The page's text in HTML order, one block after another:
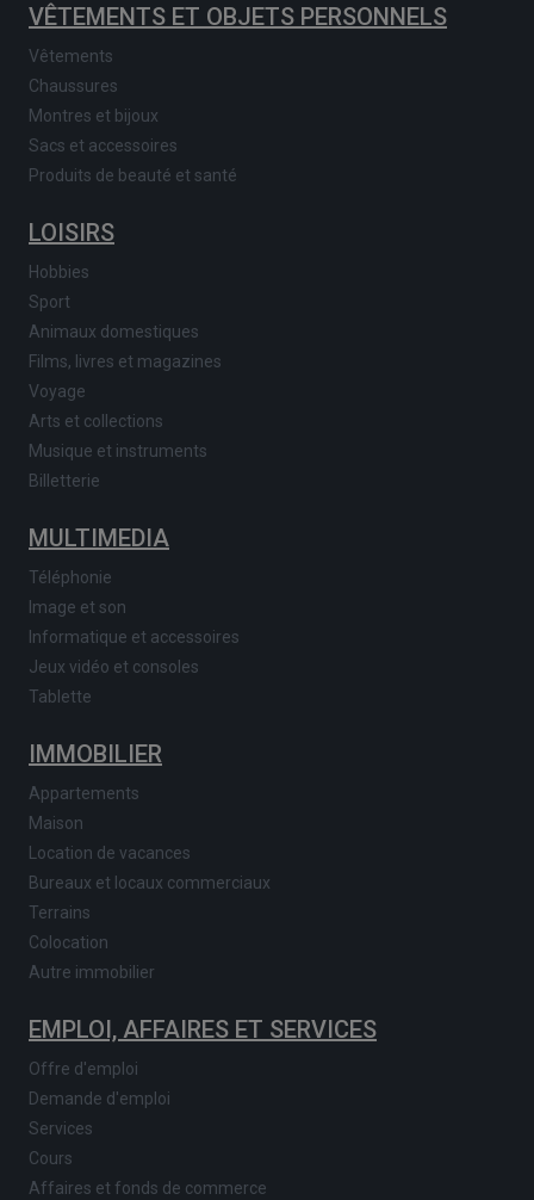
VÊTEMENTS ET OBJETS PERSONNELS
Vêtements
Chaussures
Montres et bijoux
Sacs et accessoires
Produits de beauté et santé
LOISIRS
Hobbies
Sport
Animaux domestiques
Films, livres et magazines
Voyage
Arts et collections
Musique et instruments
Billetterie
MULTIMEDIA
Téléphonie
Image et son
Informatique et accessoires
Jeux vidéo et consoles
Tablette
IMMOBILIER
Appartements
Maison
Location de vacances
Bureaux et locaux commerciaux
Terrains
Colocation
Autre immobilier
EMPLOI, AFFAIRES ET SERVICES
Offre d'emploi
Demande d'emploi
Services
Cours
Affaires et fonds de commerce